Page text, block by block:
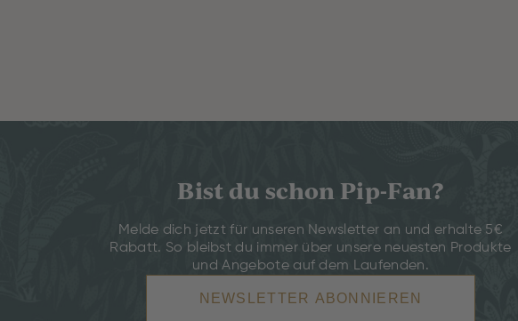
Bist du schon Pip-Fan?
Melde dich jetzt für unseren Newsletter an und erhalte 5€
Rabatt. So bleibst du immer über unsere neuesten Produkte
und Angebote auf dem Laufenden.
NEWSLETTER ABONNIEREN